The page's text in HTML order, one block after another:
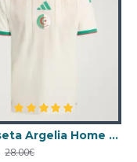
Camiseta Argelia Home 2026
28.00€